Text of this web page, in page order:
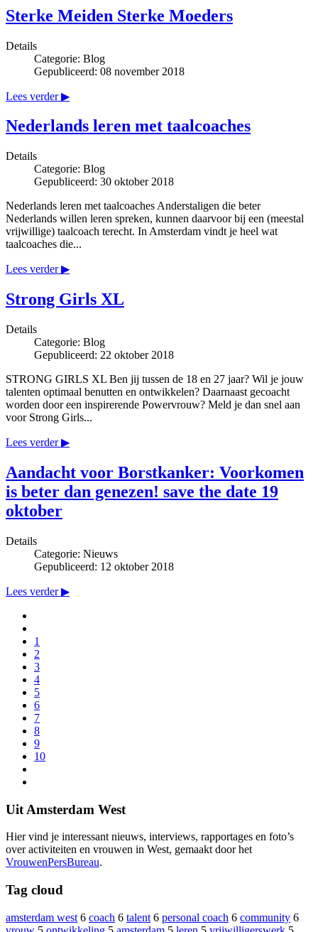
Sterke Meiden Sterke Moeders
Details
Categorie: Blog
Gepubliceerd: 08 november 2018
Lees verder ▶
Nederlands leren met taalcoaches
Details
Categorie: Blog
Gepubliceerd: 30 oktober 2018
Nederlands leren met taalcoaches Anderstaligen die beter
Nederlands willen leren spreken, kunnen daarvoor bij een (meestal
vrijwillige) taalcoach terecht. In Amsterdam vindt je heel wat
taalcoaches die...
Lees verder ▶
Strong Girls XL
Details
Categorie: Blog
Gepubliceerd: 22 oktober 2018
STRONG GIRLS XL Ben jij tussen de 18 en 27 jaar? Wil je jouw
talenten optimaal benutten en ontwikkelen? Daarnaast gecoacht
worden door een inspirerende Powervrouw? Meld je dan snel aan
voor Strong Girls...
Lees verder ▶
Aandacht voor Borstkanker: Voorkomen
is beter dan genezen! save the date 19
oktober
Details
Categorie: Nieuws
Gepubliceerd: 12 oktober 2018
Lees verder ▶
1
2
3
4
5
6
7
8
9
10
Uit Amsterdam West
Hier vind je interessant nieuws, interviews, rapportages en foto’s
over activiteiten en vrouwen in West, gemaakt door het
VrouwenPersBureau.
Tag cloud
amsterdam west 6 coach 6 talent 6 personal coach 6 community 6